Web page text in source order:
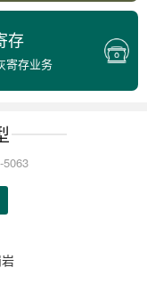
存
寄存业务
5063